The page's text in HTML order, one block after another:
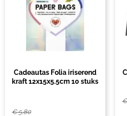
Cadeautas Folia iriserend
kraft 12x15x5.5cm 10 stuks
€5,80